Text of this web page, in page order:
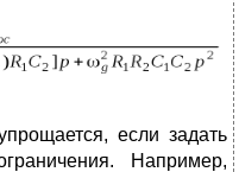
если задать
Например,